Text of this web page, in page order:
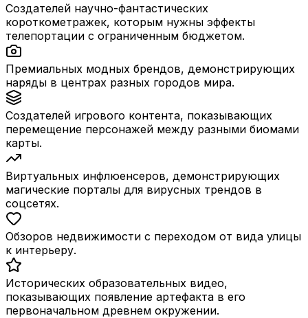
Создателей научно-фантастических
короткометражек, которым нужны эффекты
телепортации с ограниченным бюджетом.
Премиальных модных брендов, демонстрирующих
наряды в центрах разных городов мира.
Создателей игрового контента, показывающих
перемещение персонажей между разными биомами
карты.
Виртуальных инфлюенсеров, демонстрирующих
магические порталы для вирусных трендов в
соцсетях.
Обзоров недвижимости с переходом от вида улицы
к интерьеру.
Исторических образовательных видео,
показывающих появление артефакта в его
первоначальном древнем окружении.